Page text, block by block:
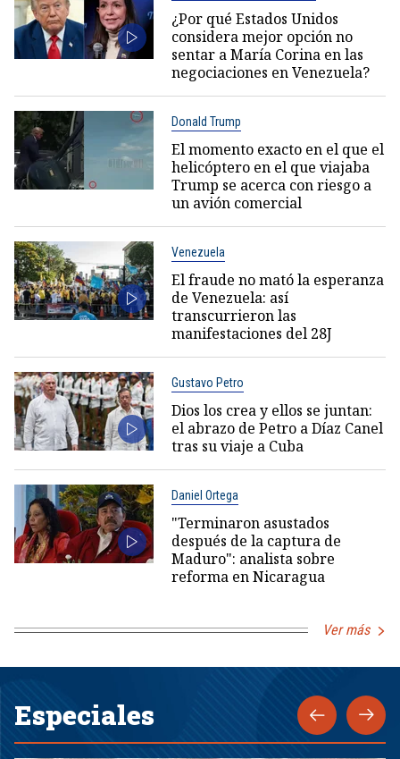
¿Por qué Estados Unidos
considera mejor opción no
sentar a María Corina en las
negociaciones en Venezuela?
Donald Trump
El momento exacto en el que el
helicóptero en el que viajaba
Trump se acerca con riesgo a
un avión comercial
Venezuela
El fraude no mató la esperanza
de Venezuela: así
transcurrieron las
manifestaciones del 28J
Gustavo Petro
Dios los crea y ellos se juntan:
el abrazo de Petro a Díaz Canel
tras su viaje a Cuba
Daniel Ortega
"Terminaron asustados
después de la captura de
Maduro": analista sobre
reforma en Nicaragua
Ver más
Especiales